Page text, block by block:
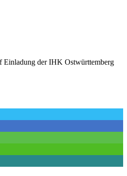
Einladung der IHK Ostwürttemberg